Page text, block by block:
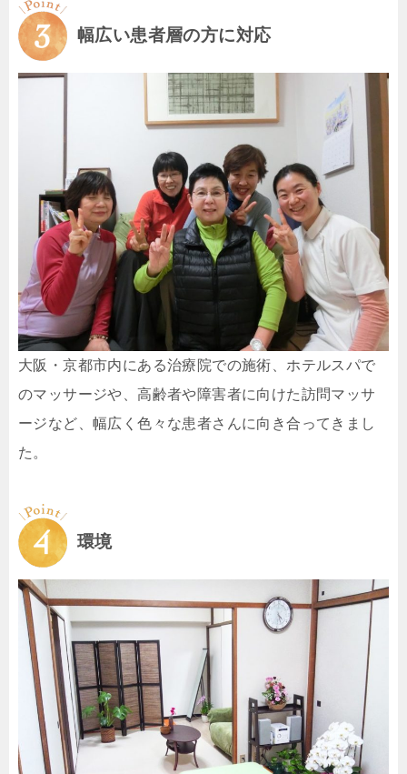
幅広い患者層の方に対応
大阪・京都市内にある治療院での施術、ホテルスパで
のマッサージや、高齢者や障害者に向けた訪問マッサ
ージなど、幅広く色々な患者さんに向き合ってきまし
た。
環境